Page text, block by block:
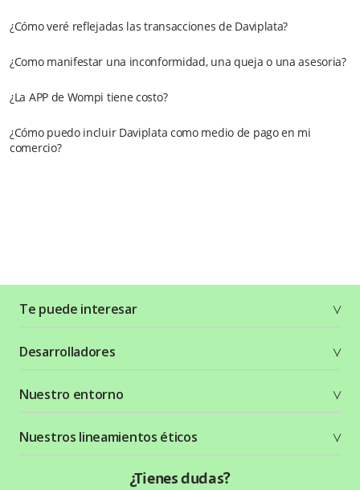
¿Cómo veré reflejadas las transacciones de Daviplata?
¿Como manifestar una inconformidad, una queja o una asesoria?
¿La APP de Wompi tiene costo?
¿Cómo puedo incluir Daviplata como medio de pago en mi
comercio?
Te puede interesar
Planes y tarifas
Crea tu cuenta
Seguridad
Términos y condiciones
Política de privacidad
Desarrolladores
Recursos gráficos
Status Page
Nuestro entorno
¿Qué es Wompi?
Wiki Wompi
Preguntas frecuentes
Nuestros lineamientos éticos
¿Tienes dudas?